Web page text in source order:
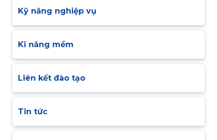
Kỹ năng nghiệp vụ
Kĩ năng mềm
Liên kết đào tạo
Tin tức